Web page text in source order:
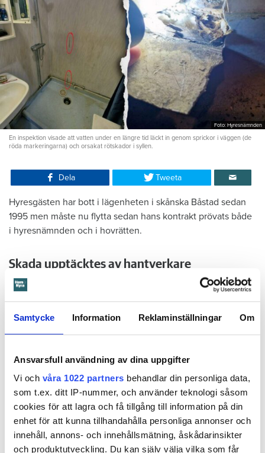
Samtycke Information Reklaminställningar Om
Ansvarsfull användning av dina uppgifter
Vi och våra 1022 partners behandlar din personliga data,
som t.ex. ditt IP-nummer, och använder teknologi såsom
cookies för att lagra och få tillgång till information på din
enhet för att kunna tillhandahålla personliga annonser och
innehåll, annons- och innehållsmätning, åskådarinsikter
och produktutveckling. Du kan själv välja vilka som får
Foto: Hyresnämnden
En inspektion visade att vatten under en längre tid läckt in genom sprickor i väggen (de
röda markeringarna) och orsakat rötskador i syllen.
Dela Tweeta
Hyresgästen har bott i lägenheten i skånska Båstad sedan
1995 men måste nu flytta sedan hans kontrakt prövats både
i hyresnämnden och i hovrätten.
Skada upptäcktes av hantverkare
Det var när hyresvärdens hantverkare skulle byta ett
plastmattan på väggen i duschen upptäcktes. Strax efter
detta lät värden ett företag göra en besiktning av
svetsskarven under en längre tid och orsakat omfattande
Därför sade den privata hyresvärden upp hyreskontraktet
med hänvisning till att hyresgästen inte iakttagit sin så
kallade vårdplikt (se faktaruta). Eftersom han inte gick med
på att flytta fick hyresnämnden i Malmö pröva
uppsägningen.